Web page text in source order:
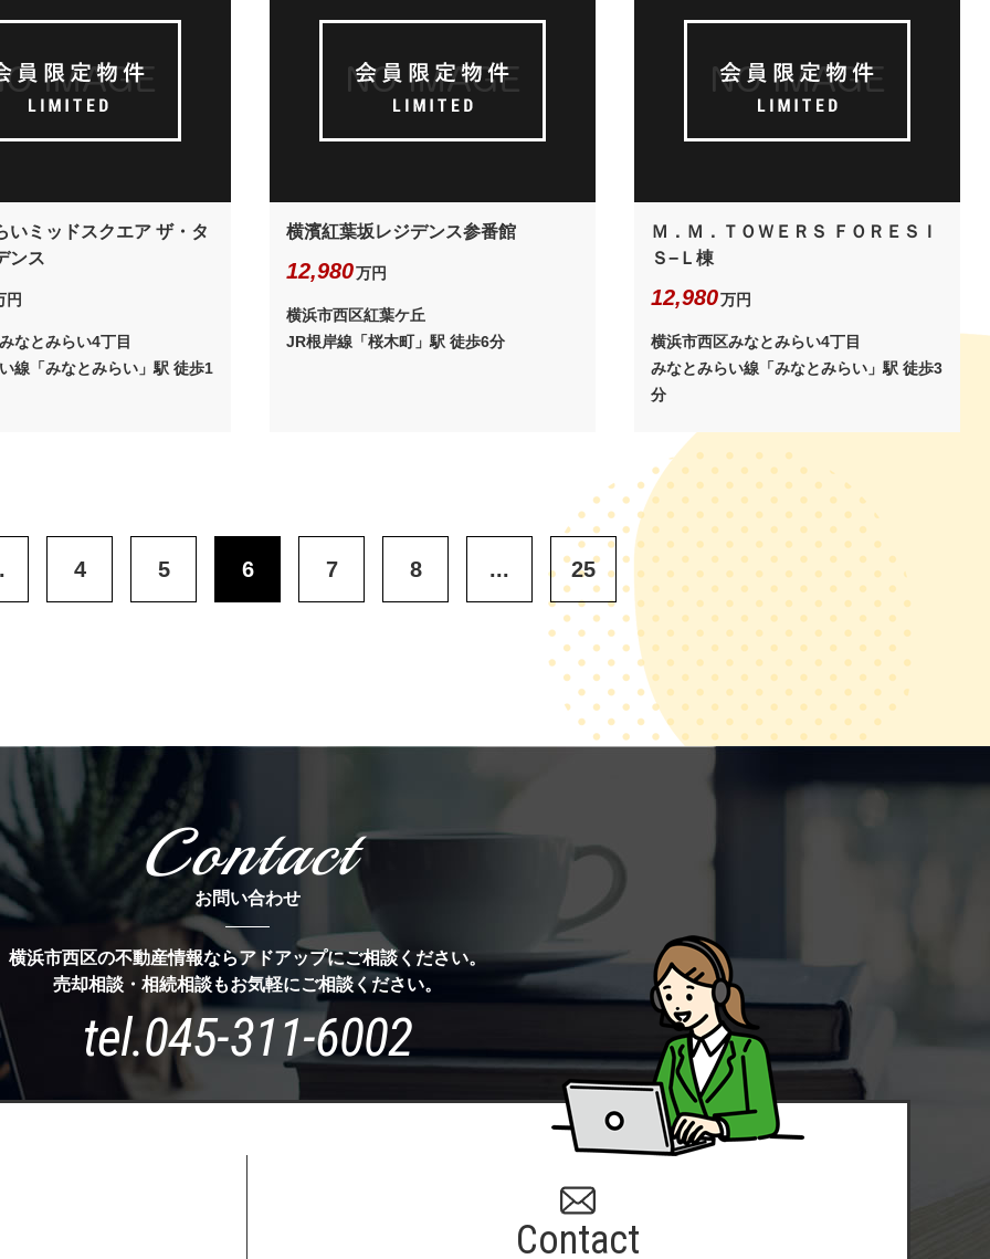
いミッドスクエア ザ・タ
ンス
円
なとみらい4丁目
線「みなとみらい」駅 徒歩1
横濱紅葉坂レジデンス参番館
12,980万円
横浜市西区紅葉ケ丘
JR根岸線「桜木町」駅 徒歩6分
Ｍ．Ｍ．ＴＯＷＥＲＳ ＦＯＲＥＳＩ
Ｓ−Ｌ棟
12,980万円
横浜市西区みなとみらい4丁目
みなとみらい線「みなとみらい」駅 徒歩3
分
4 5 6 7 8 ... 25
Contact
お問い合わせ
横浜市西区の不動産情報ならアドアップにご相談ください。
売却相談・相続相談もお気軽にご相談ください。
tel.045-311-6002
Contact